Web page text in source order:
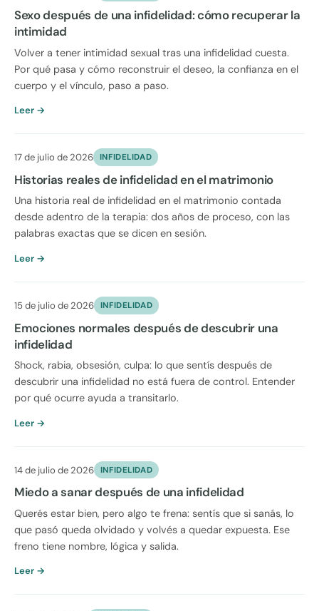
Sexo después de una infidelidad: cómo recuperar la
intimidad
Volver a tener intimidad sexual tras una infidelidad cuesta.
Por qué pasa y cómo reconstruir el deseo, la confianza en el
cuerpo y el vínculo, paso a paso.
Leer →
17 de julio de 2026 INFIDELIDAD
Historias reales de infidelidad en el matrimonio
Una historia real de infidelidad en el matrimonio contada
desde adentro de la terapia: dos años de proceso, con las
palabras exactas que se dicen en sesión.
Leer →
15 de julio de 2026 INFIDELIDAD
Emociones normales después de descubrir una
infidelidad
Shock, rabia, obsesión, culpa: lo que sentís después de
descubrir una infidelidad no está fuera de control. Entender
por qué ocurre ayuda a transitarlo.
Leer →
14 de julio de 2026 INFIDELIDAD
Miedo a sanar después de una infidelidad
Querés estar bien, pero algo te frena: sentís que si sanás, lo
que pasó queda olvidado y volvés a quedar expuesta. Ese
freno tiene nombre, lógica y salida.
Leer →